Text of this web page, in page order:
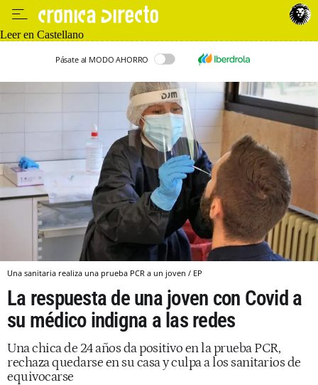
Leer en Castellano
Pásate al MODO AHORRO
Una sanitaria realiza una prueba PCR a un joven / EP
La respuesta de una joven con Covid a
su médico indigna a las redes
Una chica de 24 años da positivo en la prueba PCR,
rechaza quedarse en su casa y culpa a los sanitarios de
equivocarse